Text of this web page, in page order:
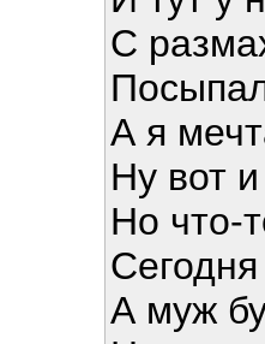
С
А я
Ну вот
Но что-
А муж